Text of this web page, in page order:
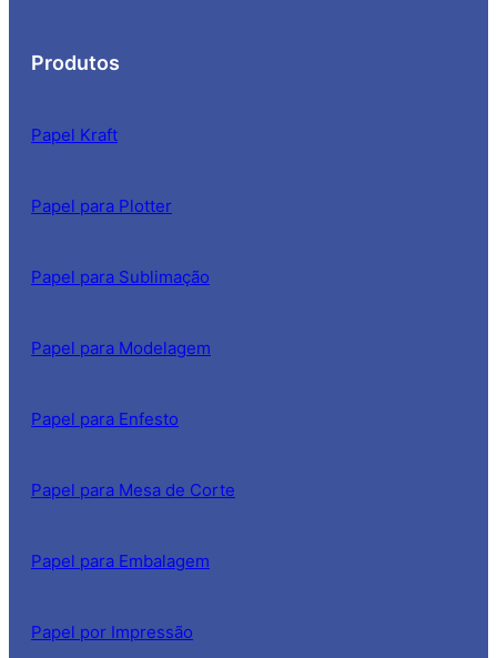
Produtos
Papel Kraft
Papel para Plotter
Papel para Sublimação
Papel para Modelagem
Papel para Enfesto
Papel para Mesa de Corte
Papel para Embalagem
Papel por Impressão